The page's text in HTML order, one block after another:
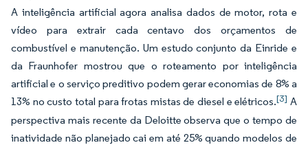
A inteligência artificial agora analisa dados de motor, rota e
vídeo para extrair cada centavo dos orçamentos de
combustível e manutenção. Um estudo conjunto da Einride e
da Fraunhofer mostrou que o roteamento por inteligência
artificial e o serviço preditivo podem gerar economias de 8% a
13% no custo total para frotas mistas de diesel e elétricos.[3] A
perspectiva mais recente da Deloitte observa que o tempo de
inatividade não planejado cai em até 25% quando modelos de